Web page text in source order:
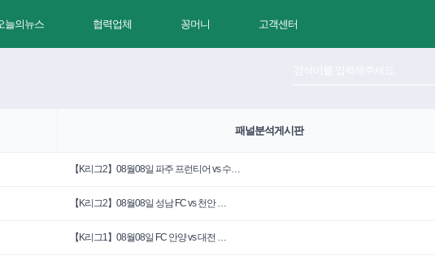
늘의뉴스 협력업체 꽁머니 고객센터
패널분석게시판
【K리그2】08월08일 파주 프런티어 vs 수…
【K리그2】08월08일 성남 FC vs 천안 …
【K리그1】08월08일 FC 안양 vs 대전 …